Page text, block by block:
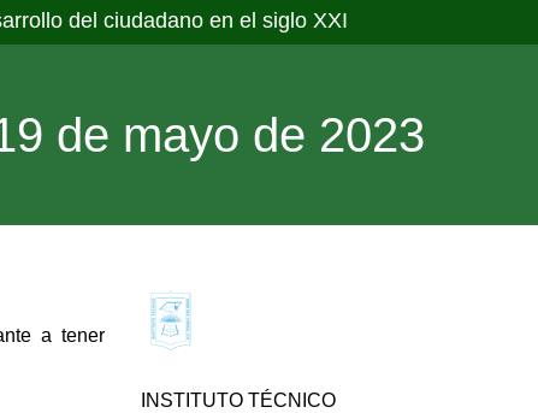
del ciudadano en el siglo XXI
de mayo de 2023
a tener
INSTITUTO TÉCNICO